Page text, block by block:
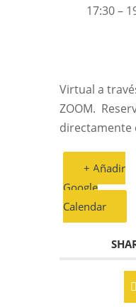
17:30 –
Virtual a
ZOOM.
directamente
+ Añadir
Google
Calendar